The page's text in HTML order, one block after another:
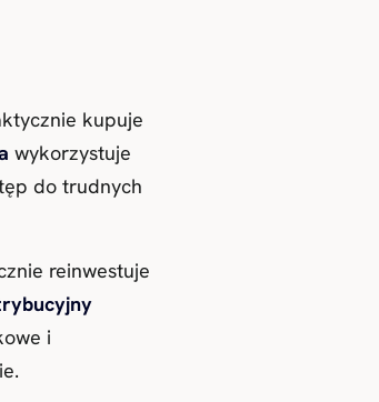
kupuje
wykorzystuje
do trudnych
reinwestuje
i